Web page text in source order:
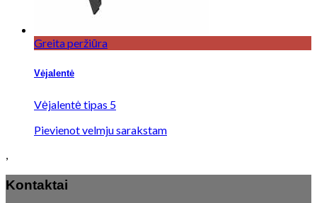
Greita peržiūra
Vėjalentė
Vėjalentė tipas 5
Pievienot velmju sarakstam
,
Kontaktai